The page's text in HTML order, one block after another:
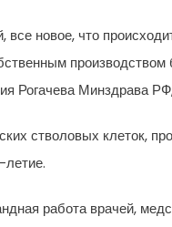
новое, что
Рогачева Минздрава
стволовых клеток,
летие.
работа врачей,